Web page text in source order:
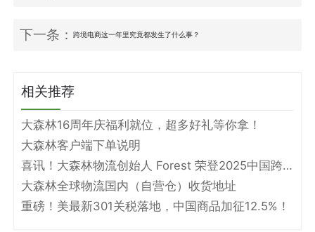
下一条：跨境电商这一年里究竟都发生了什么事？
相关推荐
大森林16周年庆福利就位，超多好礼等你拿！
大森林客户端下单说明
喜讯！大森林物流创始人 Forest 荣登2025中国跨境电商物流名人堂！
大森林全球物流国内（自营仓）收货地址
重磅！美最新301关税落地，中国商品加征12.5%！